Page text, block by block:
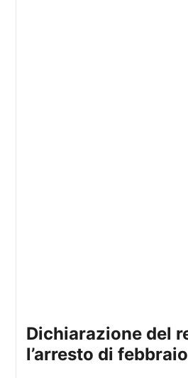
dichiarazione del re carlo dopo
l’arresto di febbraio